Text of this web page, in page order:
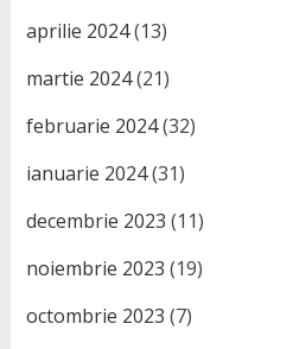
aprilie 2024(13)
martie 2024(21)
februarie 2024(32)
ianuarie 2024(31)
decembrie 2023 (11)
noiembrie 2023 (19)
octombrie 2023 (7)